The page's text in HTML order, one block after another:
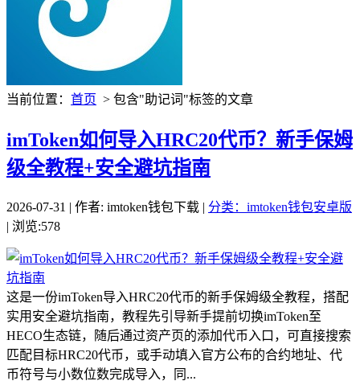
当前位置： 首页 > 包含"助记词"标签的文章
imToken如何导入HRC20代币？新手保姆
级全教程+安全避坑指南
2026-07-31 | 作者: imtoken钱包下载 | 分类：imtoken钱包安卓版
| 浏览:578
这是一份imToken导入HRC20代币的新手保姆级全教程，搭配
实用安全避坑指南，教程先引导新手提前切换imToken至
HECO生态链，随后通过资产页的添加代币入口，可直接搜索
匹配目标HRC20代币，或手动填入官方公布的合约地址、代
币符号与小数位数完成导入，同...